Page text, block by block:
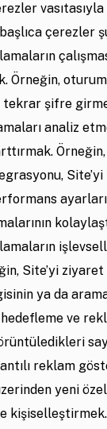
çerezler
Örneğin,
şifre
analiz
Site’yi
ya da
ve
reklam
yeni
kişiselleştirmek.